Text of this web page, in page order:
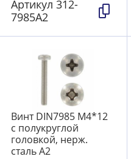
Артикул 312-
7985А2
Винт DIN7985 М4*12
с полукруглой
головкой, нерж.
сталь А2